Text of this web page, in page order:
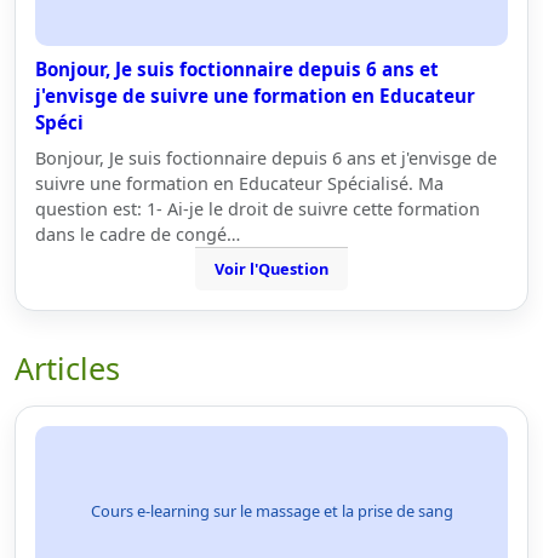
Bonjour, Je suis foctionnaire depuis 6 ans et
j'envisge de suivre une formation en Educateur
Spéci
Bonjour, Je suis foctionnaire depuis 6 ans et j'envisge de
suivre une formation en Educateur Spécialisé. Ma
question est: 1- Ai-je le droit de suivre cette formation
dans le cadre de congé…
Voir l'Question
Articles
Cours e-learning sur le massage et la prise de sang